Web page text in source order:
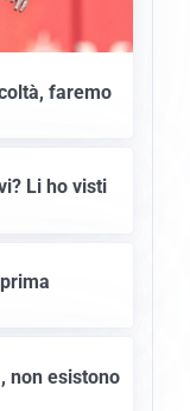
faremo
Li ho visti
non esistono